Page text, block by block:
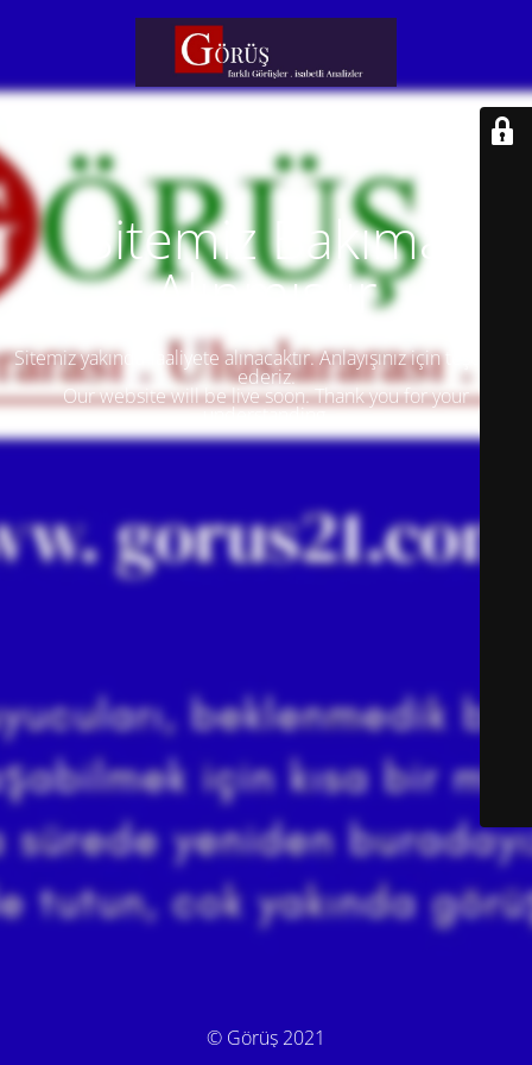
Sitemiz Bakıma
Alınmıştır
Sitemiz yakında faaliyete alınacaktır. Anlayışınız için teşekkür
ederiz.
Our website will be live soon. Thank you for your
understanding.
© Görüş 2021